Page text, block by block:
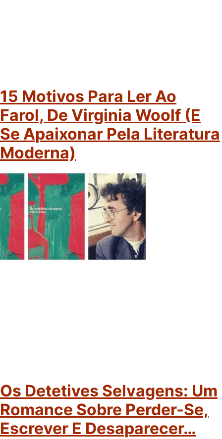
15 Motivos Para Ler Ao
Farol, De Virginia Woolf (e
Se Apaixonar Pela Literatura
Moderna)
Os Detetives Selvagens: Um
Romance Sobre Perder-Se,
Escrever E Desaparecer…